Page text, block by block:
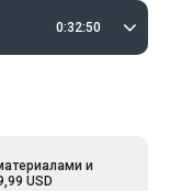
0:32:50
и
USD